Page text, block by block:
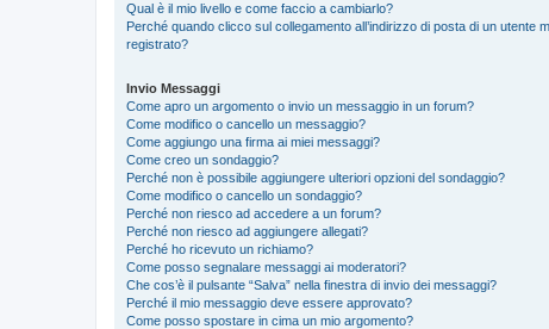
Qual è il mio livello e come faccio a cambiarlo?
Perché quando clicco sul collegamento all’indirizzo di posta di un utente
registrato?
Invio Messaggi
Come apro un argomento o invio un messaggio in un forum?
Come modifico o cancello un messaggio?
Come aggiungo una firma ai miei messaggi?
Come creo un sondaggio?
Perché non è possibile aggiungere ulteriori opzioni del sondaggio?
Come modifico o cancello un sondaggio?
Perché non riesco ad accedere a un forum?
Perché non riesco ad aggiungere allegati?
Perché ho ricevuto un richiamo?
Come posso segnalare messaggi ai moderatori?
Che cos’è il pulsante “Salva” nella finestra di invio dei messaggi?
Perché il mio messaggio deve essere approvato?
Come posso spostare in cima un mio argomento?